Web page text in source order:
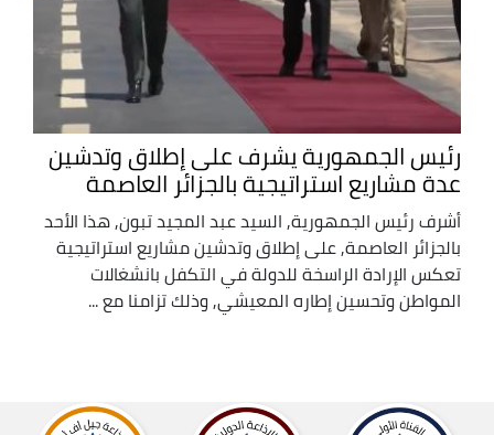
رئيس الجمهورية يشرف على إطلاق وتدشين
عدة مشاريع استراتيجية بالجزائر العاصمة
أشرف رئيس الجمهورية, السيد عبد المجيد تبون, هذا الأحد
بالجزائر العاصمة, على إطلاق وتدشين مشاريع استراتيجية
تعكس الإرادة الراسخة للدولة في التكفل بانشغالات
المواطن وتحسين إطاره المعيشي, وذلك تزامنا مع ...